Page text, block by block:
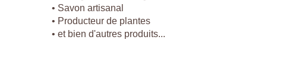
• Savon artisanal
• Producteur de plantes
• et bien d'autres produits...